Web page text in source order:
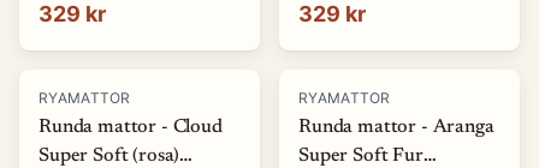
329 kr 329 kr
RYAMATTOR
Runda mattor - Cloud
Super Soft (rosa)
RYAMATTOR
Runda mattor - Aranga
Super Soft Fur